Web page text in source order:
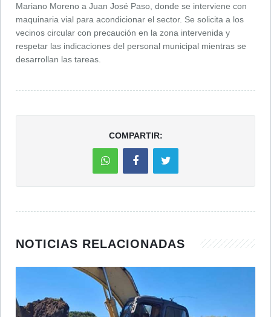
Mariano Moreno a Juan José Paso, donde se interviene con
maquinaria vial para acondicionar el sector. Se solicita a los
vecinos circular con precaución en la zona intervenida y
respetar las indicaciones del personal municipal mientras se
desarrollan las tareas.
COMPARTIR:
NOTICIAS RELACIONADAS